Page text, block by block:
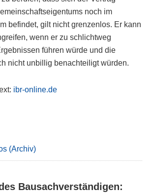
noch im
befindet, gilt nicht grenzenlos. Er kann
wenn er zu schlichtweg
führen würde und die
nicht unbillig benachteiligt würden.
ibr-online.de
(Archiv)
Bausachverständigen: